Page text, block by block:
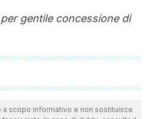
gentile concessione di
esaminate a fondo dal nostro
l'affidabilità, l'attualità e la
scopo informativo e non sostituisce